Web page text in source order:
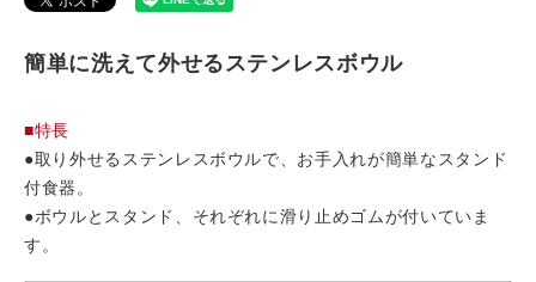
簡単に洗えて外せるステンレスボウル
■特長
●取り外せるステンレスボウルで、お手入れが簡単なスタンド
付食器。
●ボウルとスタンド、それぞれに滑り止めゴムが付いていま
す。